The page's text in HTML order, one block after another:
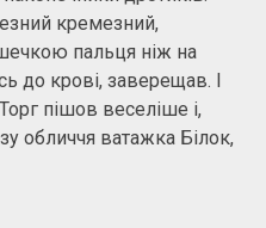
кремезний,
пальця ніж на
до крові, заверещав. І
пішов веселіше і,
обличчя ватажка Білок,